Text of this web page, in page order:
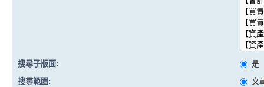
搜尋子版面:
是
搜尋範圍:
文